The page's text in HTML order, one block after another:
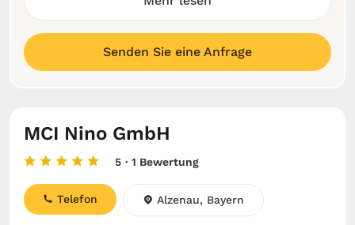
Senden Sie eine Anfrage
MCI Nino GmbH
5 · 1 Bewertung
Telefon Alzenau, Bayern